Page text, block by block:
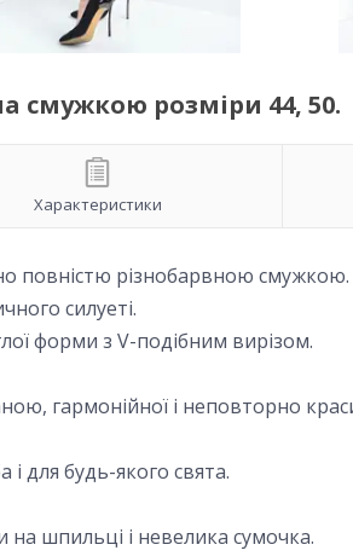
смужкою розміри 44, 50.
Характеристики
повністю різнобарвною смужкою.
силуеті.
форми з V-подібним вирізом.
гармонійної і неповторно
для будь-якого свята.
шпильці і невелика сумочка.